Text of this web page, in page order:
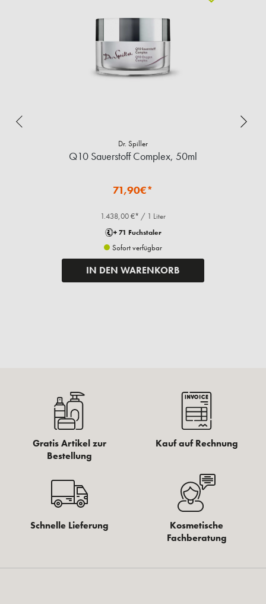
Dr. Spiller
Q10 Sauerstoff Complex, 50ml
71,90€*
1.438,00 €* / 1 Liter
+ 71 Fuchstaler
Sofort verfügbar
IN DEN WARENKORB
Gratis Artikel zur
Bestellung
Kauf auf Rechnung
Schnelle Lieferung
Kosmetische
Fachberatung